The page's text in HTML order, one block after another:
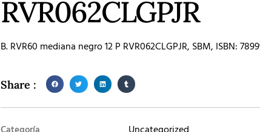
RVR062CLGPJR
B. RVR60 mediana negro 12 P RVR062CLGPJR, SBM, ISBN:
Share :